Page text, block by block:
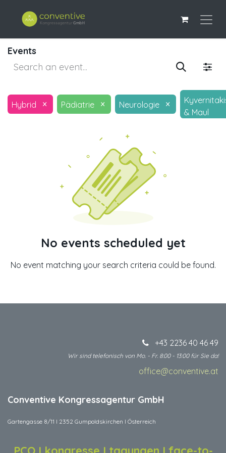
Events
Hybrid × Pädiatrie × Neurologie ×
& Maul
No events scheduled yet
No event matching your search criteria could be found.
+43 2236 40 46 49
Wir sind telefonisch von Mo. - Fr. 8:00 - 13:00 für Sie da!
office@conventive.at
Conventive Kongressagentur GmbH
Gartengasse 8/11 I 2352 Gumpoldskirchen I Österreich
PCO I kongresse I tagungen I face-to-